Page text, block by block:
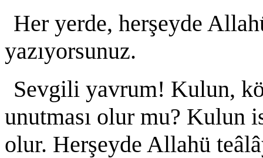
Her yerde, herşeyde
yazıyorsunuz.
Sevgili yavrum! Kulun,
unutması olur mu? Kulun
olur. Herşeyde Allahü